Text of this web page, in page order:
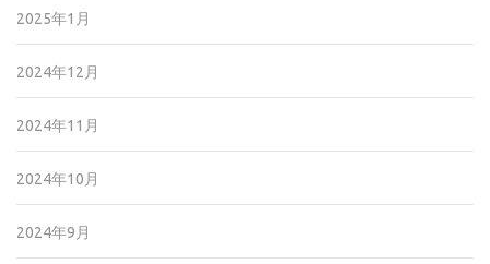
2025年1月
2024年12月
2024年11月
2024年10月
2024年9月